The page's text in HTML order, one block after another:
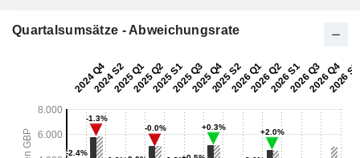
Quartalsumsätze - Abweichungsrate